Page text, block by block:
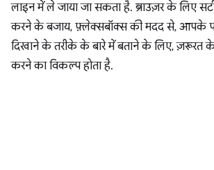
लाइन में ले जाया जा सकता है. ब्राउज़र के लिए
करने के बजाय, फ़्लेक्सबॉक्स की मदद से, आपके
दिखाने के तरीके के बारे में बताने के लिए, ज़रूरत
करने का विकल्प होता है.